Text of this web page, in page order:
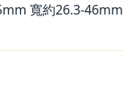
寬約26.3-46mm